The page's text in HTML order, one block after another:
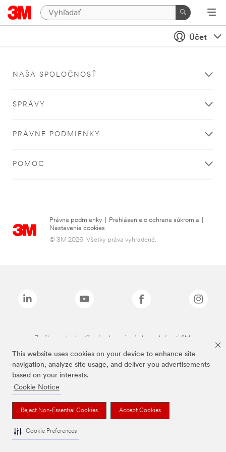
This website uses cookies on your device to enhance site
navigation, analyze site usage, and deliver you advertisements
based on your interests.
Cookie Notice
Reject Non-Essential Cookies Accept Cookies
Cookie Preferences
Účet
NAŠA SPOLOČNOSŤ
SPRÁVY
PRÁVNE PODMIENKY
POMOC
Právne podmienky Prehlásenie o ochrane súkromia
Nastavenia cookies
© 3M 2026. Všetky práva vyhradené.
Značky uvedené vyššie sú ochranné známky spoločnosti 3M.